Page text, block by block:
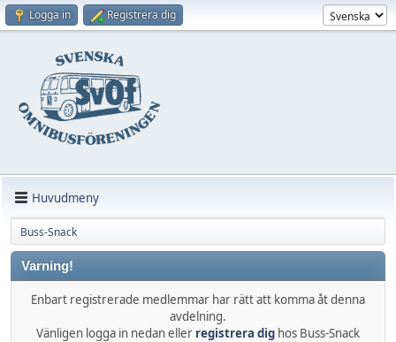
Logga in Registrera dig
Huvudmeny
Buss-Snack
Varning!
Enbart registrerade medlemmar har rätt att komma åt denna
avdelning.
Vänligen logga in nedan eller registrera dig hos Buss-Snack